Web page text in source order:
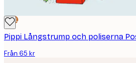
DEAL
Pippi Långstrump och poliserna
Från 65 kr